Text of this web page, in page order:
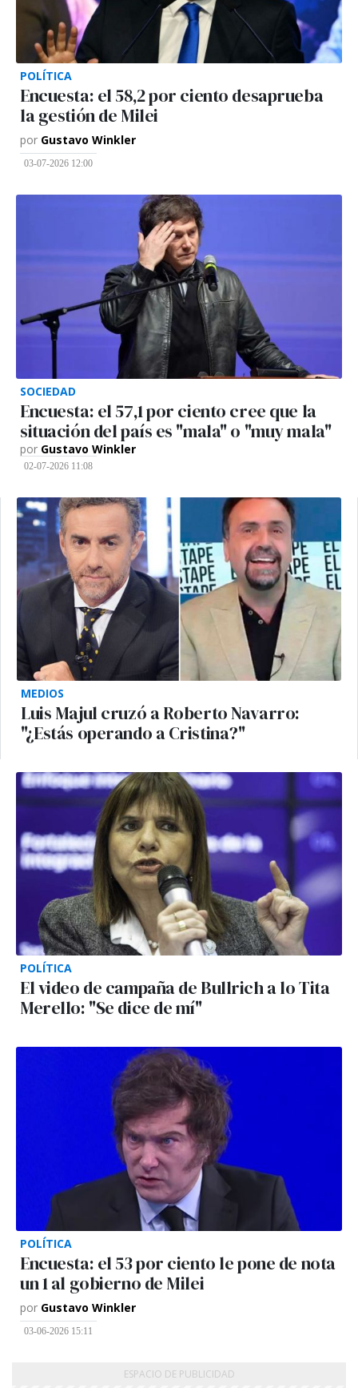
POLÍTICA
Encuesta: el 58,2 por ciento desaprueba
la gestión de Milei
por Gustavo Winkler
03-07-2026 12:00
SOCIEDAD
Encuesta: el 57,1 por ciento cree que la
situación del país es "mala" o "muy mala"
por Gustavo Winkler
02-07-2026 11:08
MEDIOS
Luis Majul cruzó a Roberto Navarro:
"¿Estás operando a Cristina?"
POLÍTICA
El video de campaña de Bullrich a lo Tita
Merello: "Se dice de mí"
POLÍTICA
Encuesta: el 53 por ciento le pone de nota
un 1 al gobierno de Milei
por Gustavo Winkler
03-06-2026 15:11